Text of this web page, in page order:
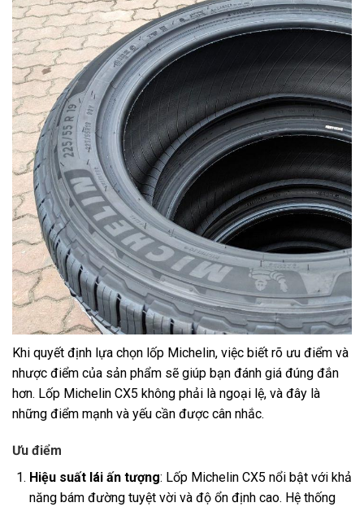
Khi quyết định lựa chọn lốp Michelin, việc biết rõ ưu điểm và
nhược điểm của sản phẩm sẽ giúp bạn đánh giá đúng đắn
hơn. Lốp Michelin CX5 không phải là ngoại lệ, và đây là
những điểm mạnh và yếu cần được cân nhắc.
Ưu điểm
Hiệu suất lái ấn tượng: Lốp Michelin CX5 nổi bật với khả
năng bám đường tuyệt vời và độ ổn định cao. Hệ thống